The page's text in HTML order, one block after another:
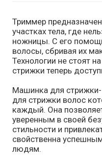
Триммер
участках тела, где
ножницы. С его
волосы, сбривая их
Технологии не стоят
стрижки теперь
Машинка для
для стрижки волос
каждый. Она
уверенным в своей
стильности и
свойственна
людям.